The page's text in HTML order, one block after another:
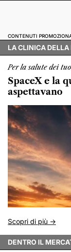
CONTENUTI
LA CLINICA
Per la salute dei
SpaceX e la
aspettavano
Scopri di più ->
DENTRO IL